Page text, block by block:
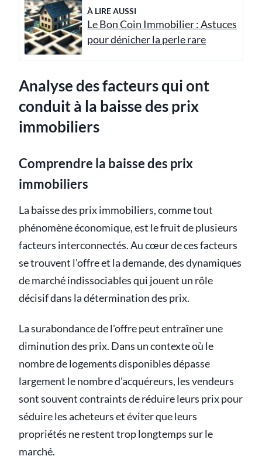
À LIRE AUSSI
Le Bon Coin Immobilier : Astuces
pour dénicher la perle rare
Analyse des facteurs qui ont
conduit à la baisse des prix
immobiliers
Comprendre la baisse des prix
immobiliers
La baisse des prix immobiliers, comme tout
phénomène économique, est le fruit de plusieurs
facteurs interconnectés. Au cœur de ces facteurs
se trouvent l'offre et la demande, des dynamiques
de marché indissociables qui jouent un rôle
décisif dans la détermination des prix.
La surabondance de l'offre peut entraîner une
diminution des prix. Dans un contexte où le
nombre de logements disponibles dépasse
largement le nombre d'acquéreurs, les vendeurs
sont souvent contraints de réduire leurs prix pour
séduire les acheteurs et éviter que leurs
propriétés ne restent trop longtemps sur le
marché.